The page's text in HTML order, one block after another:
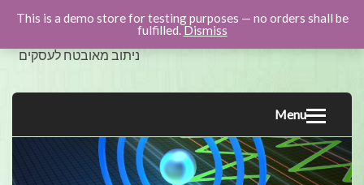
ניתוב מאובטח לעסקים
Menu
This is a demo store for testing purposes — no orders shall be
fulfilled.Dismiss